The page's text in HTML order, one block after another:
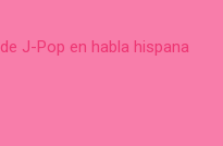
J-Pop en habla hispana